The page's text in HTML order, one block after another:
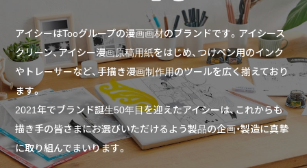
アイシーはTooグループの漫画画材のブランドです。アイシース
クリーン、アイシー漫画原稿用紙をはじめ、つけペン用のインク
やトレーサーなど、手描き漫画制作用のツールを広く揃えており
ます。
2021年でブランド誕生50年目を迎えたアイシーは、これからも
描き手の皆さまにお選びいただけるよう製品の企画・製造に真摯
に取り組んでまいります。